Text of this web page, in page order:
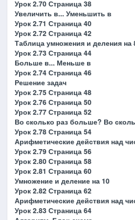
Урок 2.70 Страница 38
Увеличить в... Уменьшить в
Урок 2.71 Страница 40
Урок 2.72 Страница 42
Таблица умножения и деления на
Урок 2.73 Страница 44
Больше в... Меньше в
Урок 2.74 Страница 46
Решение задач
Урок 2.75 Страница 48
Урок 2.76 Страница 50
Урок 2.77 Страница 52
Во сколько раз больше? Во
Урок 2.78 Страница 54
Арифметические действия над
Урок 2.79 Страница 56
Урок 2.80 Страница 58
Урок 2.81 Страница 60
Умножение и деление на 10
Урок 2.82 Страница 62
Арифметические действия над
Урок 2.83 Страница 64